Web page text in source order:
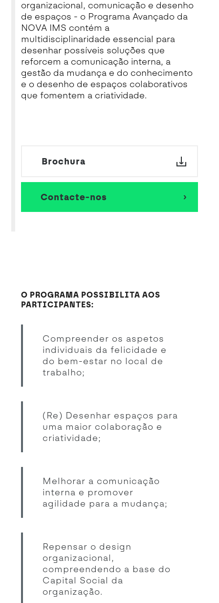
organizacional, comunicação e desenho
de espaços - o Programa Avançado da
NOVA IMS contém a
multidisciplinaridade essencial para
desenhar possíveis soluções que
reforcem a comunicação interna, a
gestão da mudança e do conhecimento
e o desenho de espaços colaborativos
que fomentem a criatividade.
Brochura
Contacte-nos
O PROGRAMA POSSIBILITA AOS
PARTICIPANTES:
Compreender os aspetos
individuais da felicidade e
do bem-estar no local de
trabalho;
(Re) Desenhar espaços para
uma maior colaboração e
criatividade;
Melhorar a comunicação
interna e promover
agilidade para a mudança;
Repensar o design
organizacional,
compreendendo a base do
Capital Social da
organização.